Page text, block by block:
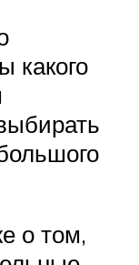
какого
о том,